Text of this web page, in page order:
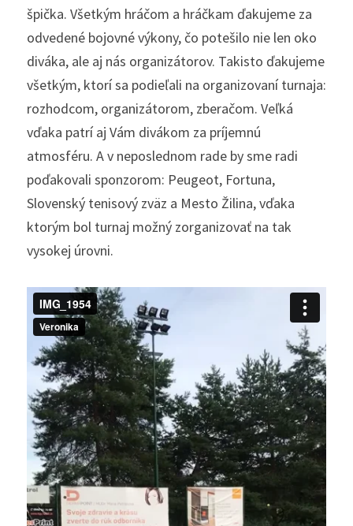
špička. Všetkým hráčom a hráčkam ďakujeme za
odvedené bojovné výkony, čo potešilo nie len oko
diváka, ale aj nás organizátorov. Takisto ďakujeme
všetkým, ktorí sa podieľali na organizovaní turnaja:
rozhodcom, organizátorom, zberačom. Veľká
vďaka patrí aj Vám divákom za príjemnú
atmosféru. A v neposlednom rade by sme radi
poďakovali sponzorom: Peugeot, Fortuna,
Slovenský tenisový zväz a Mesto Žilina, vďaka
ktorým bol turnaj možný zorganizovať na tak
vysokej úrovni.